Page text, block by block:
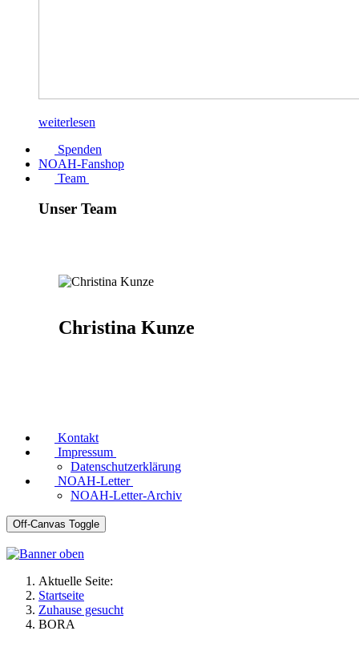
weiterlesen
Spenden
NOAH-Fanshop
Team
Unser Team
Christina Kunze
Kontakt
Impressum
Datenschutzerklärung
NOAH-Letter
NOAH-Letter-Archiv
Off-Canvas Toggle
Aktuelle Seite:
Startseite
Zuhause gesucht
BORA